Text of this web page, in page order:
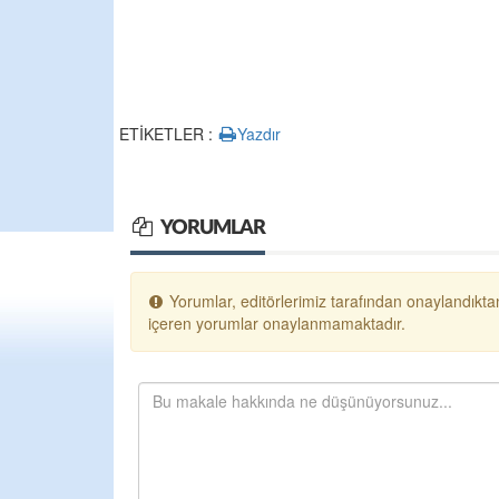
ETİKETLER : Yazdır
YORUMLAR
Yorumlar, editörlerimiz tarafından
içeren yorumlar onaylanmamaktadır.